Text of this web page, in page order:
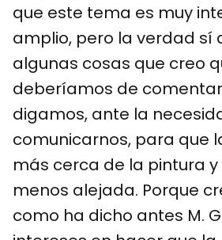
que este tema es muy
amplio, pero la verdad sí
algunas cosas que creo
deberíamos de
digamos, ante la
comunicarnos, para que
más cerca de la pintura
menos alejada. Porque
como ha dicho antes M.